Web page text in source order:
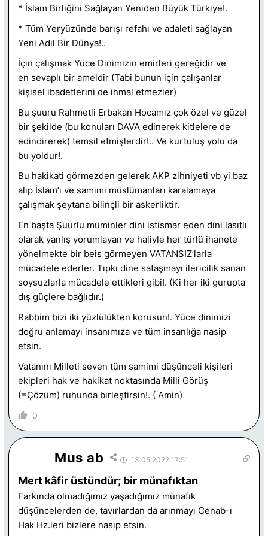
* İslam Birliğini Sağlayan Yeniden Büyük Türkiye!.
* Tüm Yeryüzünde barışı refahı ve adaleti sağlayan
Yeni Adil Bir Dünya!..
İçin çalışmak Yüce Dinimizin emirleri gereğidir ve
en sevaplı bir ameldir (Tabi bunun için çalışanlar
kişisel ibadetlerini de ihmal etmezler)
Bu şuuru Rahmetli Erbakan Hocamız çok özel ve güzel
bir şekilde (bu konuları DAVA edinerek kitlelere de
edindirerek) temsil etmişlerdir!.. Ve kurtuluş yolu da
bu yoldur!.
Bu hakikati görmezden gelerek AKP zihniyeti vb yi baz
alıp İslam’ı ve samimi müslümanları karalamaya
çalışmak şeytana bilinçli bir askerliktir.
En başta Şuurlu müminler dini istismar eden dini lasıtlı
olarak yanlış yorumlayan ve haliyle her türlü ihanete
yönelmekte bir beis görmeyen VATANSIZ’larla
mücadele ederler. Tıpkı dine sataşmayı ilericilik sanan
soysuzlarla mücadele ettikleri gibi!. (Ki her iki gurupta
dış güçlere bağlıdır.)
Rabbim bizi iki yüzlülükten korusun!. Yüce dinimizi
doğru anlamayı insanımıza ve tüm insanlığa nasip
etsin.
Vatanını Milleti seven tüm samimi düşünceli kişileri
ekipleri hak ve hakikat noktasında Milli Görüş
(=Çözüm) ruhunda birleştirsin!. ( Amin)
0
Mus ab 13.05.2022 17:51
Mert kâfir üstündür; bir münafıktan
Farkında olmadığımız yaşadığımız münafık
düşüncelerden de, tavırlardan da arınmayı Cenab-ı
Hak Hz.leri bizlere nasip etsin.